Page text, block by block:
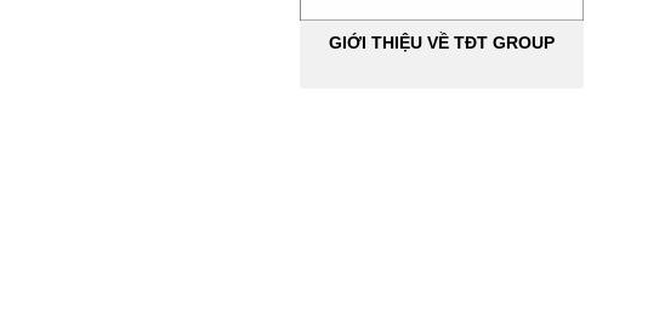
GIỚI THIỆU VỀ TĐT GROUP